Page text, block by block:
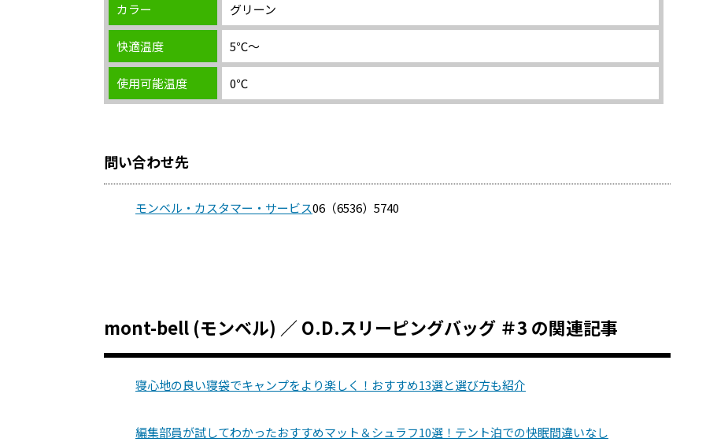
カラー グリーン
快適温度 5℃～
使用可能温度 0℃
問い合わせ先
モンベル・カスタマー・サービス06（6536）5740
mont-bell (モンベル) ／ O.D.スリーピングバッグ ＃3 の関連記事
寝心地の良い寝袋でキャンプをより楽しく！おすすめ13選と選び方も紹介
編集部員が試してわかったおすすめマット＆シュラフ10選！テント泊での快眠間違いなし